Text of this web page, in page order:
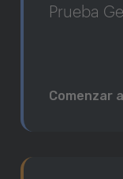
Prueba
Comenzar